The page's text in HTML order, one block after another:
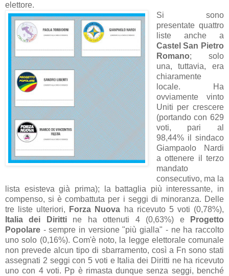
elettore.
Si sono
presentate quattro
liste anche a
Castel San Pietro
Romano; solo
una, tuttavia, era
chiaramente
locale. Ha
ovviamente vinto
Uniti per crescere
(portando con 629
voti, pari al
98,44% il sindaco
Giampaolo Nardi
a ottenere il terzo
mandato
consecutivo, ma la
lista esisteva già prima); la battaglia più interessante, in
compenso, si è combattuta per i seggi di minoranza. Delle
tre liste ulteriori,
Forza Nuova ha ricevuto 5 voti (0,78%),
Italia dei Dirittine ha ottenuti 4 (0,63%) e
Progetto
Popolare - sempre in versione "più gialla" - ne ha raccolto
uno solo (0,16%). Com'è noto, la legge elettorale comunale
non prevede alcun tipo di sbarramento, così a Fn sono stati
assegnati 2 seggi con 5 voti e Italia dei Diritti ne ha ricevuto
uno con 4 voti. Pp è rimasta dunque senza seggi, benché